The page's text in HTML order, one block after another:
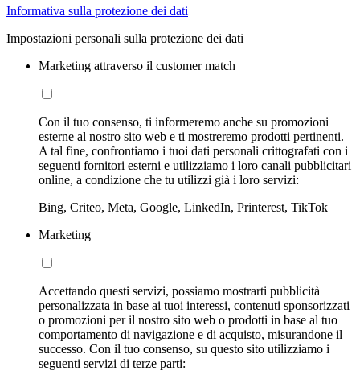
Informativa sulla protezione dei dati
Impostazioni personali sulla protezione dei dati
Marketing attraverso il customer match
Con il tuo consenso, ti informeremo anche su promozioni
esterne al nostro sito web e ti mostreremo prodotti pertinenti.
A tal fine, confrontiamo i tuoi dati personali crittografati con i
seguenti fornitori esterni e utilizziamo i loro canali pubblicitari
online, a condizione che tu utilizzi già i loro servizi:
Bing, Criteo, Meta, Google, LinkedIn, Printerest, TikTok
Marketing
Accettando questi servizi, possiamo mostrarti pubblicità
personalizzata in base ai tuoi interessi, contenuti sponsorizzati
o promozioni per il nostro sito web o prodotti in base al tuo
comportamento di navigazione e di acquisto, misurandone il
successo. Con il tuo consenso, su questo sito utilizziamo i
seguenti servizi di terze parti: